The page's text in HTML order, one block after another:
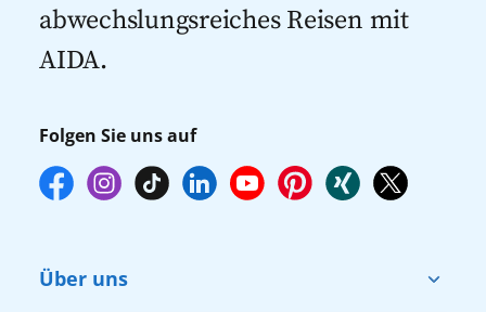
Ihrer Lieblingsausflüge vor Reisebeginn
online über myAIDA vorzunehmen.
abwechslungsreiches Reisen mit
AIDA.
Folgen Sie uns auf
Über uns